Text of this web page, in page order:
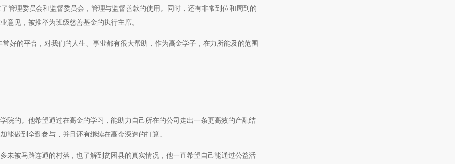
管理委员会和监督委员会，管理与监督善款的使用。同时，还有非常到位和周到的
意见，被推举为班级慈善基金的执行主席。
好的平台，对我们的人生、事业都有很大帮助，作为高金学子，在力所能及的范围
院的。他希望通过在高金的学习，能助力自己所在的公司走出一条更高效的产融结
能做到全勤参与，并且还有继续在高金深造的打算。
未被马路连通的村落，也了解到贫困县的真实情况，他一直希望自己能通过公益活